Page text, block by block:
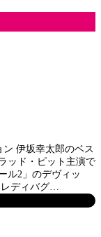
伊坂幸太郎のベス
ッド・ピット主演で
ル2」のデヴィッ
ディバグ…